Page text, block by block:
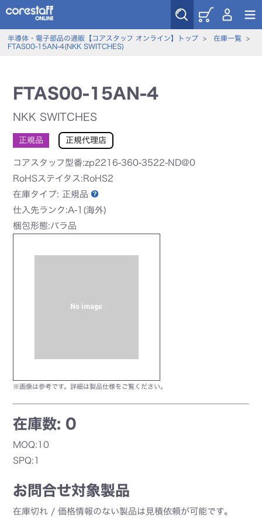
半導体・電子部品の通販【コアスタッフ オンライン】トップ> 在庫一覧>
FTAS00-15AN-4(NKK SWITCHES)
FTAS00-15AN-4
NKK SWITCHES
正規品 正規代理店
コアスタッフ型番:zp2216-360-3522-ND@0
RoHSステイタス:RoHS2
在庫タイプ: 正規品
仕入先ランク:A-1(海外)
梱包形態:バラ品
※画像は参考です。詳細は製品仕様をご覧ください。
在庫数: 0
MOQ:10
SPQ:1
お問合せ対象製品
在庫切れ / 価格情報のない製品は見積依頼が可能です。